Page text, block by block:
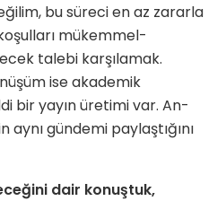
bu süreci en az zararla
mükemmel­
talebi karşılamak.
ise akademik
bir yayın üretimi var. An­
gündemi paylaştığını
dair konuştuk,